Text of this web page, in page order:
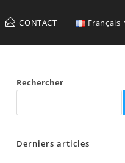
CONTACT Français
Rechercher
Derniers articles